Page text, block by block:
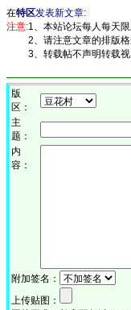
在特区发表新文章:
注意:1、本站论坛每人每天
2、请注意文章的排版格
3、转载帖不声明转载视
版
区：
主
题：
内
容：
附加签名：
上传贴图：